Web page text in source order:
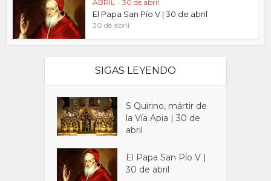
ABRIL • 30 de abril
El Papa San Pío V | 30 de abril
30 de abril
SIGAS LEYENDO
S Quirino, mártir de
la Vía Apia | 30 de
abril
El Papa San Pío V |
30 de abril